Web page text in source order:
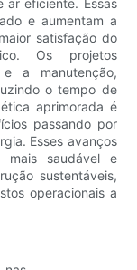
ar eficiente. Essas
e aumentam a
satisfação do
Os projetos
e a manutenção,
o tempo de
aprimorada é
passando por
Esses avanços
mais saudável e
sustentáveis,
operacionais a